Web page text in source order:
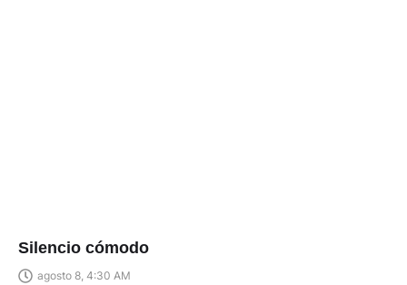
Silencio cómodo
agosto 8, 4:30 AM